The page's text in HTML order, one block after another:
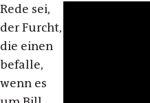
Rede sei,
der Furcht,
die einen
befalle,
wenn es